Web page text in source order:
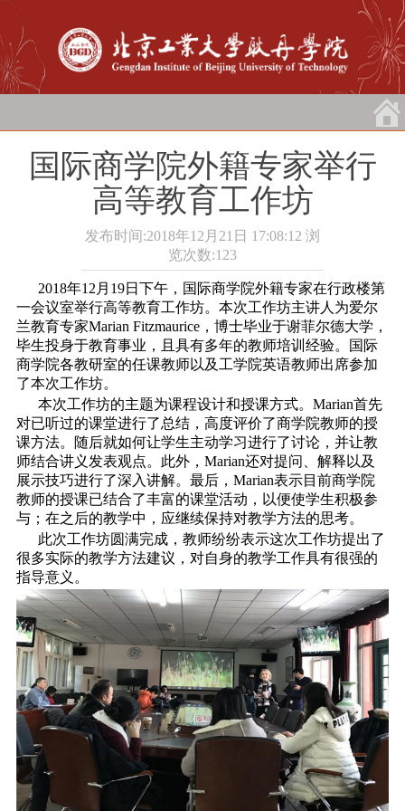
国际商学院外籍专家举行
高等教育工作坊
发布时间:2018年12月21日 17:08:12 浏
览次数:123
2018年12月19日下午，国际商学院外籍专家在行政楼第
一会议室举行高等教育工作坊。本次工作坊主讲人为爱尔
兰教育专家Marian Fitzmaurice，博士毕业于谢菲尔德大学，
毕生投身于教育事业，且具有多年的教师培训经验。国际
商学院各教研室的任课教师以及工学院英语教师出席参加
了本次工作坊。
本次工作坊的主题为课程设计和授课方式。Marian首先
对已听过的课堂进行了总结，高度评价了商学院教师的授
课方法。随后就如何让学生主动学习进行了讨论，并让教
师结合讲义发表观点。此外，Marian还对提问、解释以及
展示技巧进行了深入讲解。最后，Marian表示目前商学院
教师的授课已结合了丰富的课堂活动，以便使学生积极参
与；在之后的教学中，应继续保持对教学方法的思考。
此次工作坊圆满完成，教师纷纷表示这次工作坊提出了
很多实际的教学方法建议，对自身的教学工作具有很强的
指导意义。